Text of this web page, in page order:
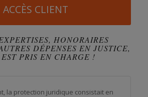
ACCÈS CLIENT
HONORAIRES
DÉPENSES EN JUSTICE,
PRIS EN CHARGE !
la protection juridique consistait en